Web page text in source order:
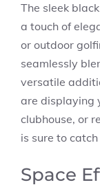
The sleek
a touch of
or outdoor
seamlessly
versatile
are displaying
clubhouse, or
is sure to
Space